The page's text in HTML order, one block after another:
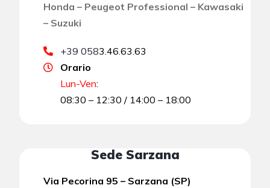
Honda – Peugeot Professional – Kawasaki
– Suzuki
+39 0583.46.63.63
Orario
Lun-Ven:
08:30 – 12:30 / 14:00 – 18:00
Sede Sarzana
Via Pecorina 95 – Sarzana (SP)